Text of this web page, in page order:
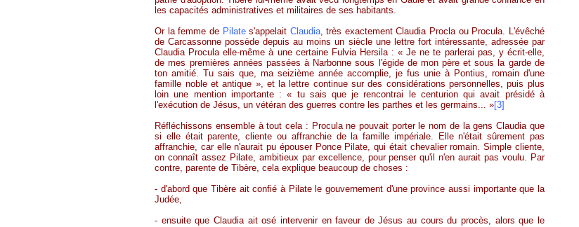
les capacités administratives et militaires de ses habitants.
Or la femme de Pilate s'appelait Claudia, très exactement Claudia Proclaou Procula. L'évêché
de Carcassonne possède depuis au moins un siècle une lettre fortintéressante, adressée par
Claudia Procula elle-même à une certaine Fulvia Hersila: « Je ne te parlerai pas, y écrit-elle,
de mes premières années passées à Narbonne sous l'égide de mon père et sous la garde de
ton amitié. Tu sais que, ma seizième année accomplie, je fus unie à Pontius, romain d'une
famille noble et antique », et la lettre continue sur des considérations personnelles, puis plus
loin une mention importante : « tu sais que je rencontrai le centurion qui avait présidé à
l'exécution de Jésus, un vétéran des guerres contre les parthes et les germains... »[3]
Réfléchissons ensemble à tout cela : Procula ne pouvait porter le nom de la gens Claudia que
si elle était parente, cliente ou affranchie de la famille impériale. Elle n'était sûrement pas
affranchie, car elle n'aurait pu épouser Ponce Pilate, qui était chevalier romain. Simple cliente,
on connaît assez Pilate, ambitieux par excellence, pour penser qu'il n'en aurait pas voulu. Par
contre, parente de Tibère, cela explique beaucoup de choses :
- d'abord que Tibère ait confié à Pilate le gouvernement d'une province aussi importante que la
Judée,
- ensuite que Claudia ait osé intervenir en faveur de Jésus au cours du procès, alors que le